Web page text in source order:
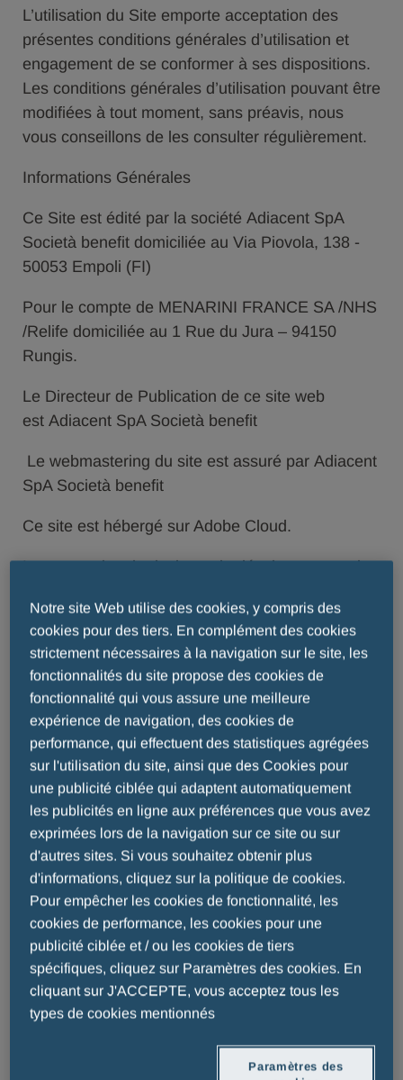
L’utilisation du Site emporte acceptation des
présentes conditions générales d’utilisation et
engagement de se conformer à ses dispositions.
Les conditions générales d’utilisation pouvant être
modifiées à tout moment, sans préavis, nous
vous conseillons de les consulter régulièrement.
Informations Générales
Ce Site est édité par la société Adiacent SpA
Società benefit domiciliée au Via Piovola, 138 -
50053 Empoli (FI)
Pour le compte de MENARINI FRANCE SA /NHS
/Relife domiciliée au 1 Rue du Jura – 94150
Rungis.
Le Directeur de Publication de ce site web
est Adiacent SpA Società benefit
Le webmastering du site est assuré par Adiacent
SpA Società benefit
Ce site est hébergé sur Adobe Cloud.
La conception, le design et le développement du
: Adiacent SpA Società benefit
OBJECTIFS ET DESTINATAIRES DU SITE
MENARINI est un laboratoire pharmaceutique
dont la mission est de développer, produire et
commercialiser des produits destinés à améliorer
la santé humaine.
Le Site est destiné au grand public (ci-après le ou
les « Utilisateur(s) »). Il a pour but de fournir une
information institutionnelle des activités des
Laboratoires MENARINI en France..
Le Site est également accessible au personnel de
Menarini ou aux éventuelles personnes
désignées par Menarini en charge de la
modération, de l’administration et/ou de la
Notre site Web utilise des cookies, y compris des
cookies pour des tiers. En complément des cookies
strictement nécessaires à la navigation sur le site, les
fonctionnalités du site propose des cookies de
fonctionnalité qui vous assure une meilleure
expérience de navigation, des cookies de
performance, qui effectuent des statistiques agrégées
sur l'utilisation du site, ainsi que des Cookies pour
une publicité ciblée qui adaptent automatiquement
les publicités en ligne aux préférences que vous avez
exprimées lors de la navigation sur ce site ou sur
d'autres sites. Si vous souhaitez obtenir plus
d'informations, cliquez sur la politique de cookies.
Pour empêcher les cookies de fonctionnalité, les
cookies de performance, les cookies pour une
publicité ciblée et / ou les cookies de tiers
spécifiques, cliquez sur Paramètres des cookies. En
cliquant sur J'ACCEPTE, vous acceptez tous les
types de cookies mentionnés
Paramètres des